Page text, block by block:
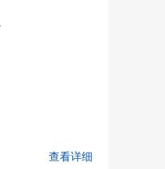
查看详细